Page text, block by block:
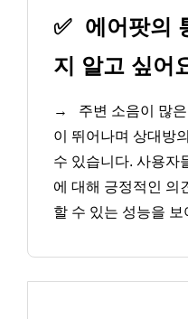
✅ 에어팟의
지 알고 싶어
→
주변 소음이 많
이 뛰어나며 상대방
수 있습니다. 사용자
에 대해 긍정적인 의
할 수 있는 성능을 보